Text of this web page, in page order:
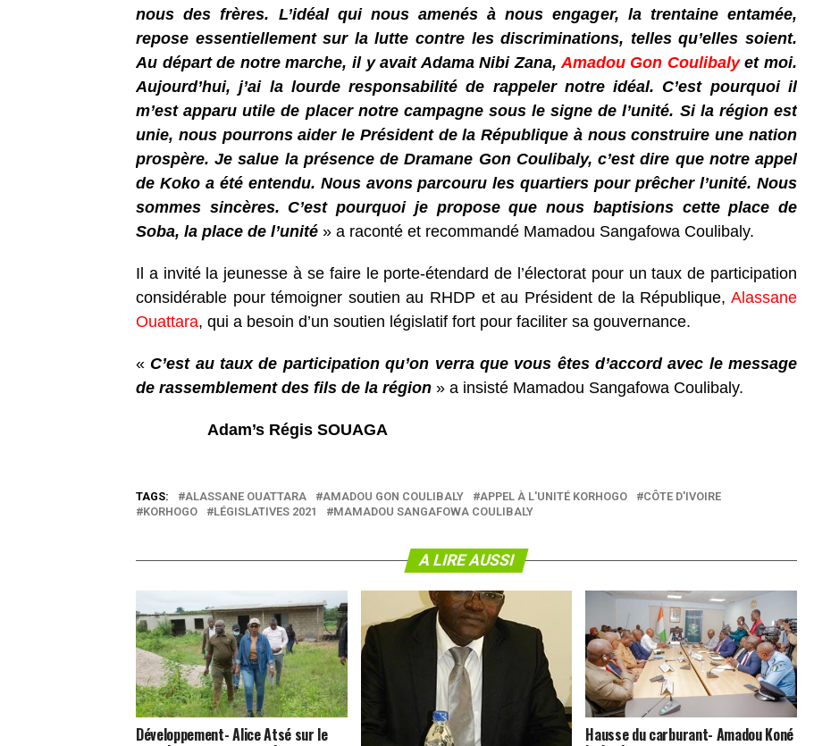
nous des frères. L’idéal qui nous amenés à nous engager, la trentaine entamée,
repose essentiellement sur la lutte contre les discriminations, telles qu’elles soient.
Au départ de notre marche, il y avait Adama Nibi Zana,Amadou Gon Coulibalyet moi.
Aujourd’hui, j’ai la lourde responsabilité de rappeler notre idéal. C’est pourquoi il
m’est apparu utile de placer notre campagne sous le signe de l’unité. Si la région est
unie, nous pourrons aider le Président de la République à nous construire une nation
prospère. Je salue la présence de Dramane Gon Coulibaly, c’est dire que notre appel
de Koko a été entendu. Nous avons parcouru les quartiers pour prêcher l’unité. Nous
sommes sincères. C’est pourquoi je propose que nous baptisions cette place de
Soba, la place de l’unité » a raconté et recommandé Mamadou Sangafowa Coulibaly.
Il a invité la jeunesse à se faire le porte-étendard de l’électorat pour un taux de participation
considérable pour témoigner soutien au RHDP et au Président de la République, Alassane
Ouattara, qui a besoin d’un soutien législatif fort pour faciliter sa gouvernance.
« C’est au taux de participation qu’on verra que vous êtes d’accord avec le message
de rassemblement des fils de la région » a insisté Mamadou Sangafowa Coulibaly.
Adam’s Régis SOUAGA
TAGS: ALASSANE OUATTARA AMADOU GON COULIBALY APPEL À L'UNITÉ KORHOGO
CÔTE D'IVOIRE
KORHOGO
LÉGISLATIVES 2021 MAMADOU SANGAFOWA COULIBALY
A LIRE AUSSI
Développement- Alice Atsé sur le Hausse du carburant- Amadou Koné